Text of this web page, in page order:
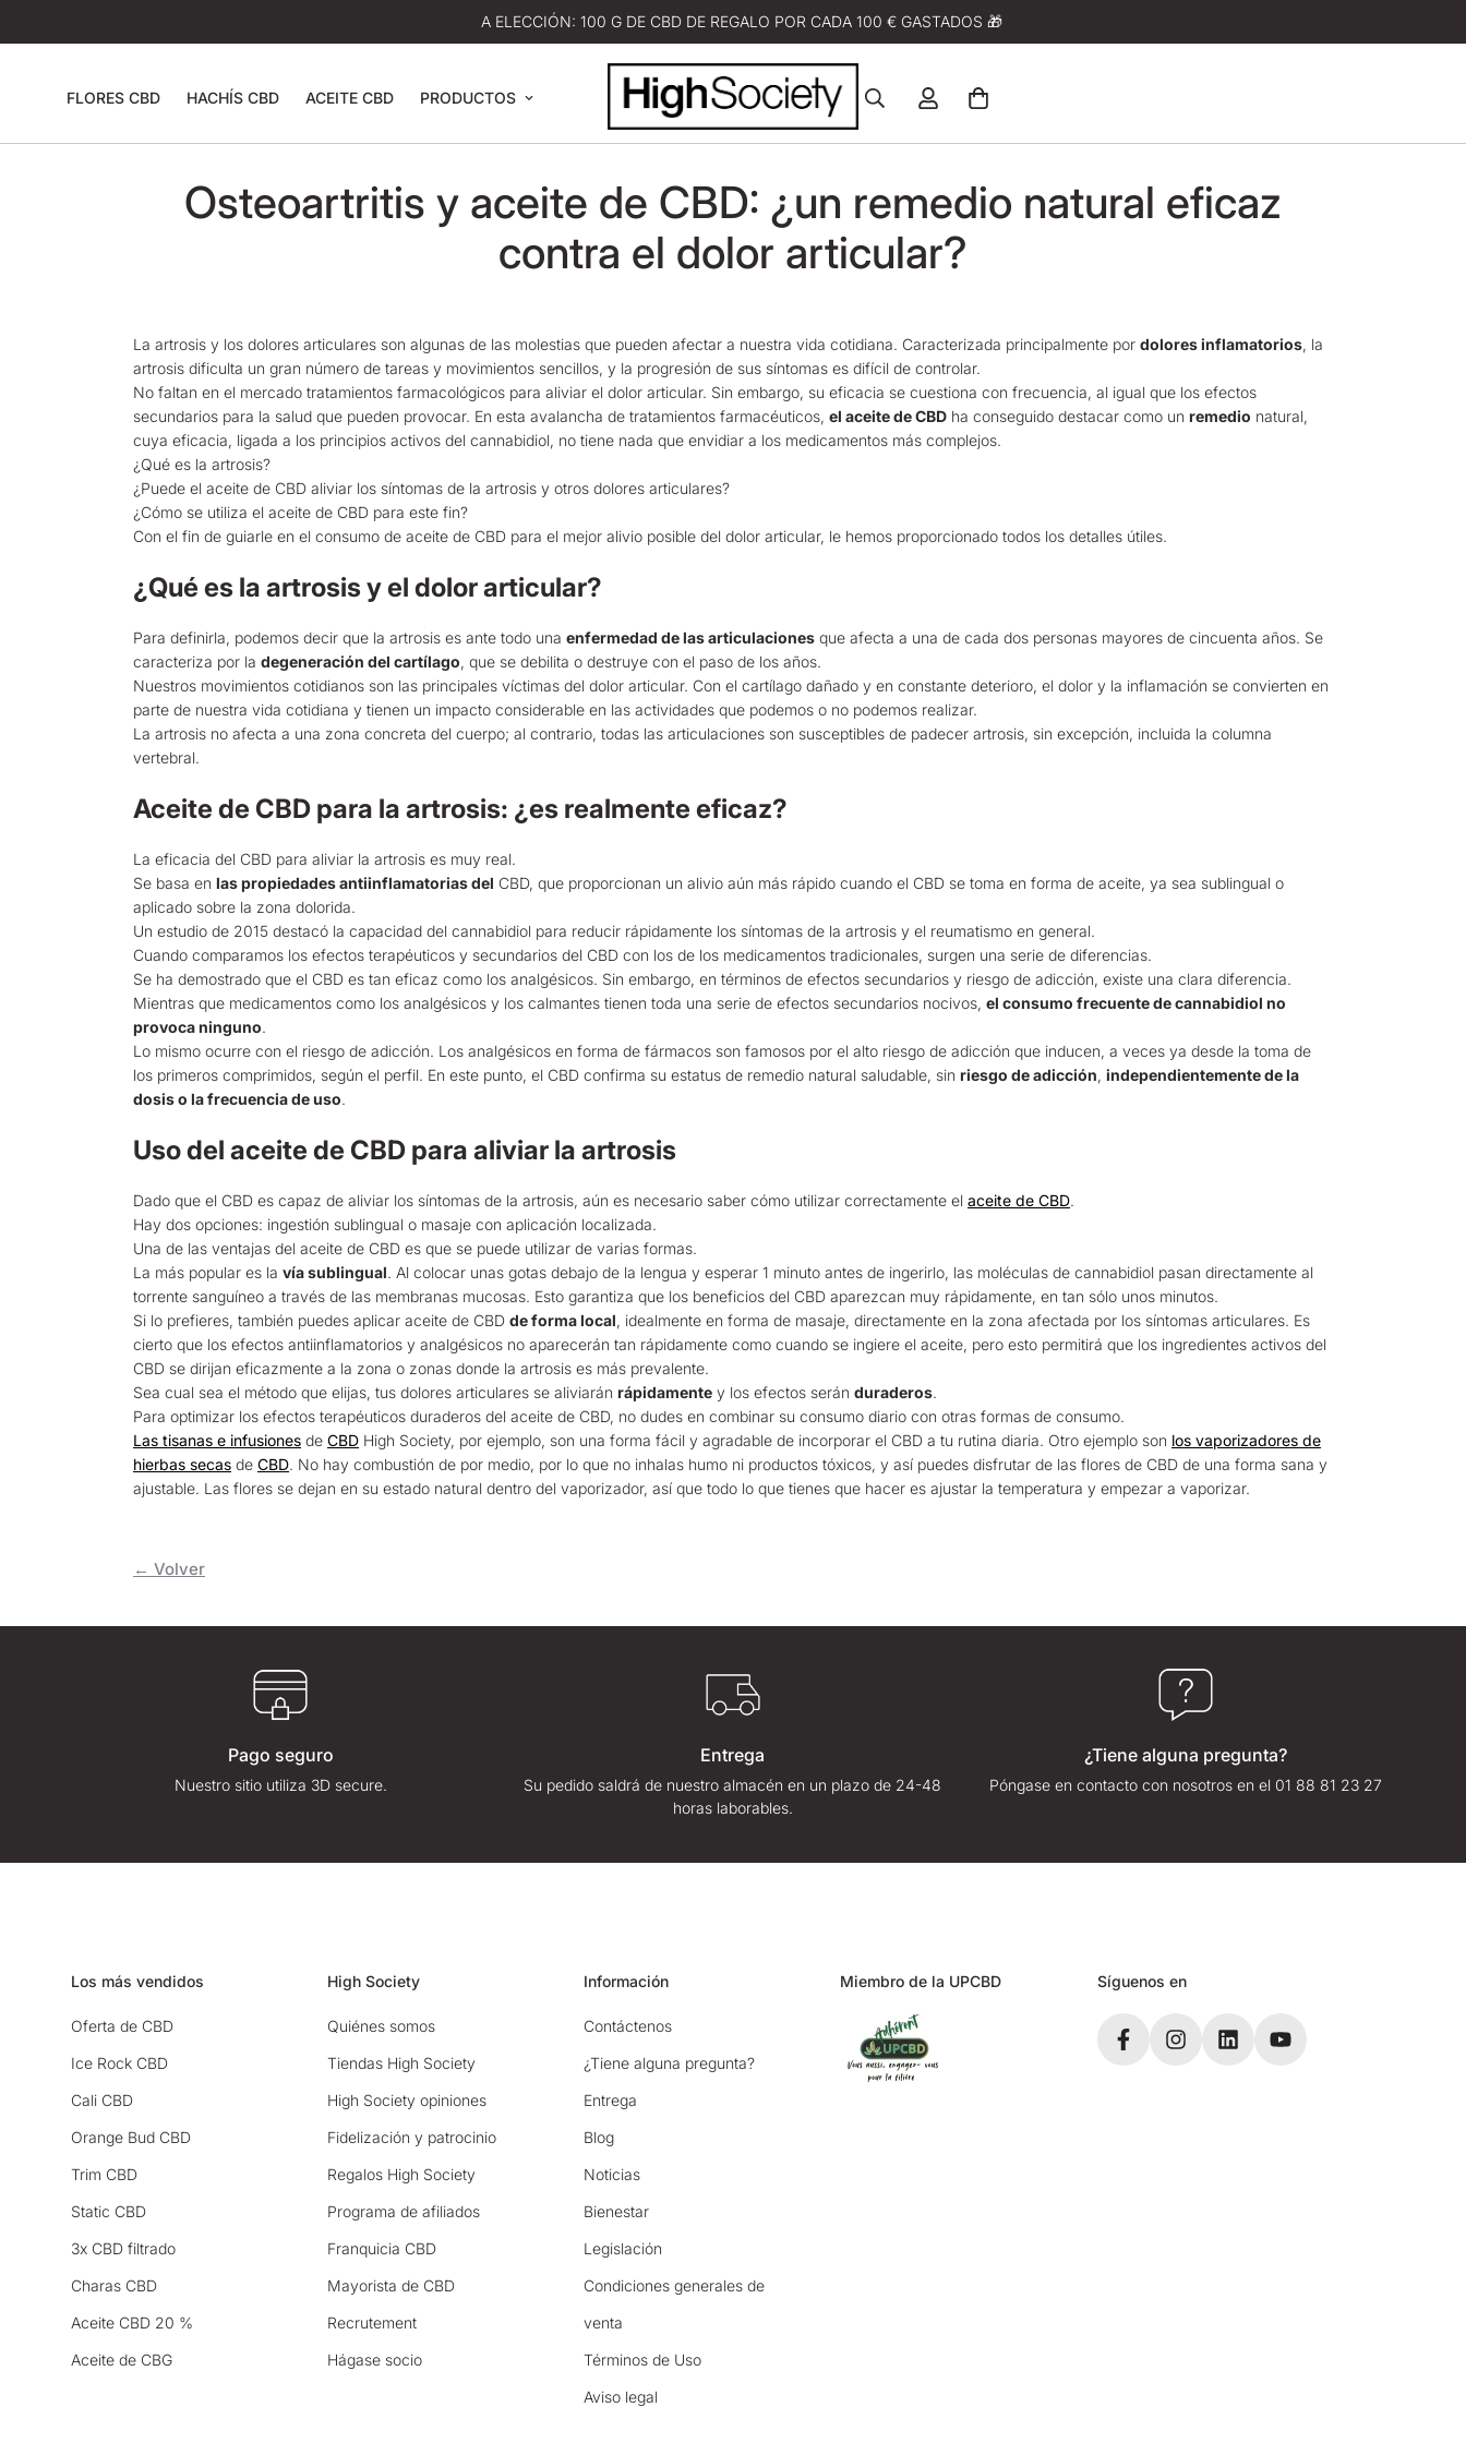
A ELECCIÓN: 100 G DE CBD DE REGALO POR CADA 100 € GASTADOS 🎁
FLORES CBD HACHÍS CBD ACEITE CBD PRODUCTOS
Osteoartritis y aceite de CBD: ¿un remedio natural eficaz
contra el dolor articular?
La artrosis y los dolores articulares son algunas de las molestias que pueden afectar a nuestra vida cotidiana. Caracterizada principalmente por dolores inflamatorios, la
artrosis dificulta un gran número de tareas y movimientos sencillos, y la progresión de sus síntomas es difícil de controlar.
No faltan en el mercado tratamientos farmacológicos para aliviar el dolor articular. Sin embargo, su eficacia se cuestiona con frecuencia, al igual que los efectos
secundarios para la salud que pueden provocar. En esta avalancha de tratamientos farmacéuticos, el aceite de CBD ha conseguido destacar como un remedio natural,
cuya eficacia, ligada a los principios activos del cannabidiol, no tiene nada que envidiar a los medicamentos más complejos.
¿Qué es la artrosis?
¿Puede el aceite de CBD aliviar los síntomas de la artrosis y otros dolores articulares?
¿Cómo se utiliza el aceite de CBD para este fin?
Con el fin de guiarle en el consumo de aceite de CBD para el mejor alivio posible del dolor articular, le hemos proporcionado todos los detalles útiles.
¿Qué es la artrosis y el dolor articular?
Para definirla, podemos decir que la artrosis es ante todo una enfermedad de las articulaciones que afecta a una de cada dos personas mayores de cincuenta años. Se
caracteriza por la degeneración del cartílago, que se debilita o destruye con el paso de los años.
Nuestros movimientos cotidianos son las principales víctimas del dolor articular. Con el cartílago dañado y en constante deterioro, el dolor y la inflamación se convierten en
parte de nuestra vida cotidiana y tienen un impacto considerable en las actividades que podemos o no podemos realizar.
La artrosis no afecta a una zona concreta del cuerpo; al contrario, todas las articulaciones son susceptibles de padecer artrosis, sin excepción, incluida la columna
vertebral.
Aceite de CBD para la artrosis: ¿es realmente eficaz?
La eficacia del CBD para aliviar la artrosis es muy real.
Se basa en las propiedades antiinflamatorias del CBD, que proporcionan un alivio aún más rápido cuando el CBD se toma en forma de aceite, ya sea sublingual o
aplicado sobre la zona dolorida.
Un estudio de 2015 destacó la capacidad del cannabidiol para reducir rápidamente los síntomas de la artrosis y el reumatismo en general.
Cuando comparamos los efectos terapéuticos y secundarios del CBD con los de los medicamentos tradicionales, surgen una serie de diferencias.
Se ha demostrado que el CBD es tan eficaz como los analgésicos. Sin embargo, en términos de efectos secundarios y riesgo de adicción, existe una clara diferencia.
Mientras que medicamentos como los analgésicos y los calmantes tienen toda una serie de efectos secundarios nocivos, el consumo frecuente de cannabidiol no
provoca ninguno.
Lo mismo ocurre con el riesgo de adicción. Los analgésicos en forma de fármacos son famosos por el alto riesgo de adicción que inducen, a veces ya desde la toma de
los primeros comprimidos, según el perfil. En este punto, el CBD confirma su estatus de remedio natural saludable, sin riesgo de adicción, independientemente de la
dosis o la frecuencia de uso.
Uso del aceite de CBD para aliviar la artrosis
Dado que el CBD es capaz de aliviar los síntomas de la artrosis, aún es necesario saber cómo utilizar correctamente el aceite de CBD.
Hay dos opciones: ingestión sublingual o masaje con aplicación localizada.
Una de las ventajas del aceite de CBD es que se puede utilizar de varias formas.
La más popular es la vía sublingual. Al colocar unas gotas debajo de la lengua y esperar 1 minuto antes de ingerirlo, las moléculas de cannabidiol pasan directamente al
torrente sanguíneo a través de las membranas mucosas. Esto garantiza que los beneficios del CBD aparezcan muy rápidamente, en tan sólo unos minutos.
Si lo prefieres, también puedes aplicar aceite de CBD de forma local, idealmente en forma de masaje, directamente en la zona afectada por los síntomas articulares. Es
cierto que los efectos antiinflamatorios y analgésicos no aparecerán tan rápidamente como cuando se ingiere el aceite, pero esto permitirá que los ingredientes activos del
CBD se dirijan eficazmente a la zona o zonas donde la artrosis es más prevalente.
Sea cual sea el método que elijas, tus dolores articulares se aliviarán rápidamente y los efectos serán duraderos.
Para optimizar los efectos terapéuticos duraderos del aceite de CBD, no dudes en combinar su consumo diario con otras formas de consumo.
Las tisanas e infusiones de CBD High Society, por ejemplo, son una forma fácil y agradable de incorporar el CBD a tu rutina diaria. Otro ejemplo son los vaporizadores de
hierbas secas de CBD. No hay combustión de por medio, por lo que no inhalas humo ni productos tóxicos, y así puedes disfrutar de las flores de CBD de una forma sana y
ajustable. Las flores se dejan en su estado natural dentro del vaporizador, así que todo lo que tienes que hacer es ajustar la temperatura y empezar a vaporizar.
← Volver
Pago seguro
Nuestro sitio utiliza 3D secure.
Entrega
Su pedido saldrá de nuestro almacén en un plazo de 24-48
horas laborables.
¿Tiene alguna pregunta?
Póngase en contacto con nosotros en el 01 88 81 23 27
Los más vendidos
Oferta de CBD
Ice Rock CBD
Cali CBD
Orange Bud CBD
Trim CBD
Static CBD
3x CBD filtrado
Charas CBD
Aceite CBD 20 %
Aceite de CBG
High Society
Quiénes somos
Tiendas High Society
High Society opiniones
Fidelización y patrocinio
Regalos High Society
Programa de afiliados
Franquicia CBD
Mayorista de CBD
Recrutement
Hágase socio
Información
Contáctenos
¿Tiene alguna pregunta?
Entrega
Blog
Noticias
Bienestar
Legislación
Condiciones generales de
venta
Términos de Uso
Aviso legal
Miembro de la UPCBD Síguenos en